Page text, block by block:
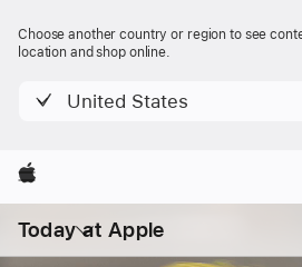
Choose another country or region to see
location and shop online.
United States
Apple
Today at Apple
单